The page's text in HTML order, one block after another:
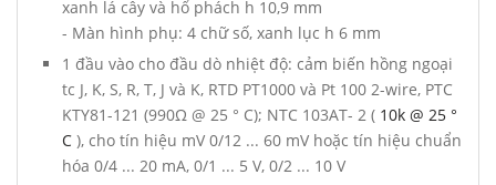
xanh lá cây và hổ phách h 10,9 mm
- Màn hình phụ: 4 chữ số, xanh lục h 6 mm
1 đầu vào cho đầu dò nhiệt độ: cảm biến hồng ngoại
tc J, K, S, R, T, J và K, RTD PT1000 và Pt 100 2-wire, PTC
KTY81-121 (990Ω @ 25 ° C); NTC 103AT- 2 ( 10k @ 25 °
C ), cho tín hiệu mV 0/12 ... 60 mV hoặc tín hiệu chuẩn
hóa 0/4 ... 20 mA, 0/1 ... 5 V, 0/2 ... 10 V